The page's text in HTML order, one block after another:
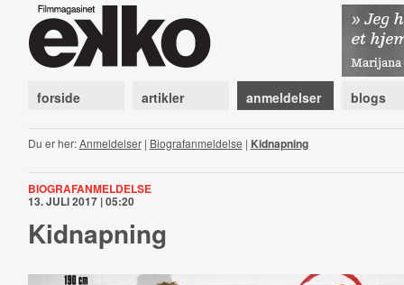
forside artikler anmeldelser blogs
Du er her:Anmeldelser| Biografanmeldelse | Kidnapning
BIOGRAFANMELDELSE
13. JULI 2017 | 05:20
Kidnapning